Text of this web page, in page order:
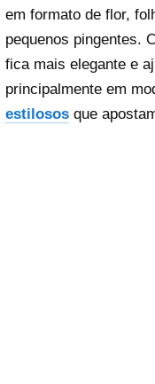
em formato de flor,
pequenos pingentes.
fica mais elegante e
principalmente em
estilosos que